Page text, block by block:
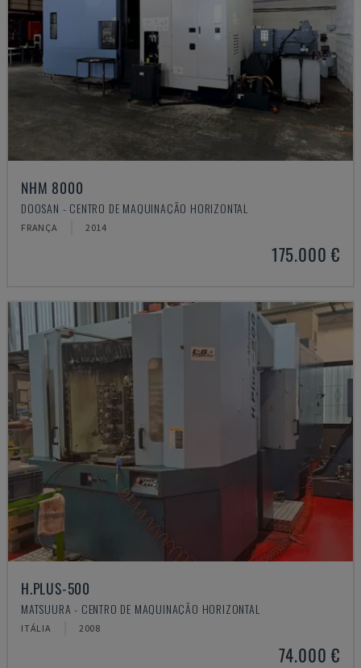
NHM 8000
DOOSAN - CENTRO DE MAQUINAÇÃO HORIZONTAL
FRANÇA 2014
175.000 €
H.PLUS-500
MATSUURA - CENTRO DE MAQUINAÇÃO HORIZONTAL
ITÁLIA 2008
74.000 €